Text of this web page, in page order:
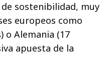
sostenibilidad, muy
europeos como
o Alemania (17
apuesta de la